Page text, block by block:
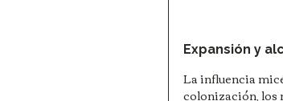
Expansión y
La influencia
colonización, los